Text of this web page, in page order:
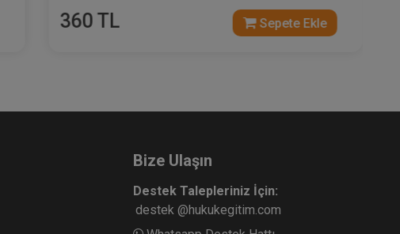
360 TL Sepete Ekle
Bize Ulaşın
Destek Talepleriniz İçin:
destek @hukukegitim.com